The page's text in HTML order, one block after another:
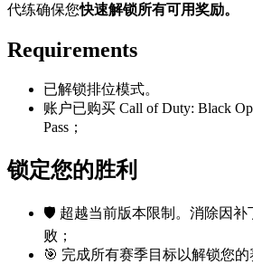
代练确保您快速解锁所有可用奖励。
Requirements
已解锁排位模式。
账户已购买 Call of Duty: Black
Pass；
锁定您的胜利
🛡️ 超越当前版本限制。消除因补
败；
🎯 完成所有赛季目标以解锁您的